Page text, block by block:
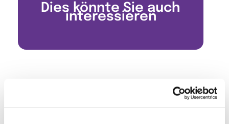
Dies könnte Sie auch
interessieren